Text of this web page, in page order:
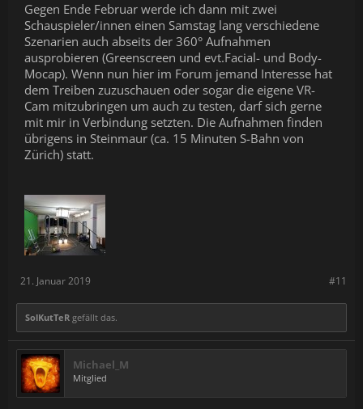
Gegen Ende Februar werde ich dann mit zwei
Schauspieler/innen einen Samstag lang verschiedene
Szenarien auch abseits der 360° Aufnahmen
ausprobieren (Greenscreen und evt.Facial- und Body-
Mocap). Wenn nun hier im Forum jemand Interesse hat
dem Treiben zuzuschauen oder sogar die eigene VR-
Cam mitzubringen um auch zu testen, darf sich gerne
mit mir in Verbindung setzten. Die Aufnahmen finden
übrigens in Steinmaur (ca. 15 Minuten S-Bahn von
Zürich) statt.
#11
21. Januar 2019
SolKutTeR gefällt das.
Michael_M
Mitglied